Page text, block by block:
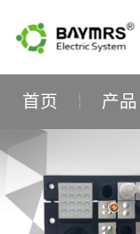
首页 产品